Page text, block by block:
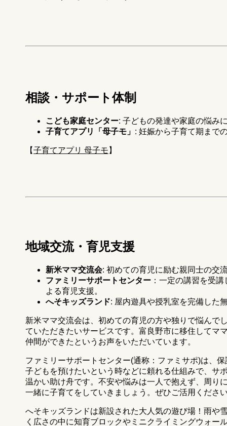
相談・サポート体制
こども家庭センター: 子どもの発達や家庭の悩み
子育てアプリ「母子モ」 : 妊娠から子育て期まで
【子育てアプリ 母子モ 】
地域交流・育児支援
新米ママ交流会: 初めての育児に励む親同士の交
ファミリーサポートセンター ：一定の講習を受
よる育児支援。
へそキッズランド: 屋内遊具や授乳室を完備した
新米ママ交流会は、初めての育児の方や独りで悩んで
ていただきたいサービスです。富良野市に移住してマ
仲間ができたというお声をいただいています。
ファミリーサポートセンター(通称：ファミサポ)は、
子どもを預けたいという時などに頼れる仕組みで、サ
温かい助け舟です。不安や悩みは一人で抱えず、周り
一緒に子育てをしていきましょう。ぜひご活用くださ
へそキッズランドは新設された大人気の遊び場！雨や
く広さの中に知育ブロックやミニクライミングウォー